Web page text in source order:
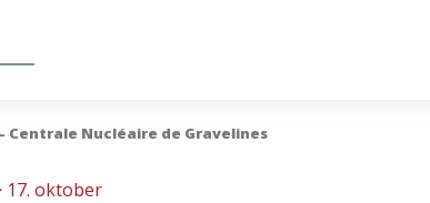
- Centrale Nucléaire de Gravelines
17. oktober